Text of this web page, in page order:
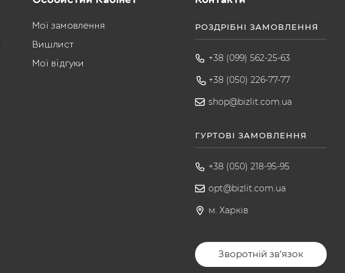
Мої замовлення
Вишлист
Мої відгуки
РОЗДРІБНІ ЗАМОВЛЕННЯ
+38 (099) 562-25-63
+38 (050) 226-77-77
shop@bizlit.com.ua
ГУРТОВІ ЗАМОВЛЕННЯ
+38 (050) 218-95-95
opt@bizlit.com.ua
м. Харків
Зворотній зв'язок